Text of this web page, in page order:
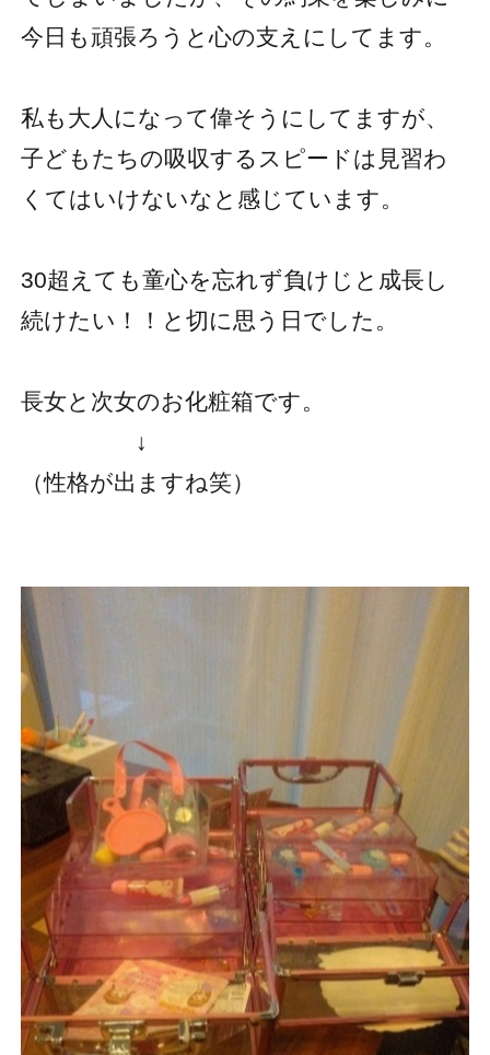
今日も頑張ろうと心の支えにしてます。
私も大人になって偉そうにしてますが、
子どもたちの吸収するスピードは見習わ
くてはいけないなと感じています。
30超えても童心を忘れず負けじと成長し
続けたい！！と切に思う日でした。
長女と次女のお化粧箱です。
↓
（性格が出ますね笑）